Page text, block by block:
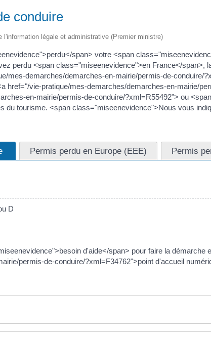
conduire
l'information légale et administrative (Premier ministre)
span> votre <span
perdu <span class="miseenevidence">en France</span>,
mes-demarches/demarches-en-mairie/permis-de-conduire/
href="/vie-pratique/mes-demarches/demarches-en-mairie/
en-mairie/permis-de-conduire/?xml=R55492"> ou
du tourisme. <span class="miseenevidence">Nous vous
Permis perdu en Europe (EEE) Permis
D
d'aide</span> pour faire la
permis-de-conduire/?xml=F34762">point d'accueil